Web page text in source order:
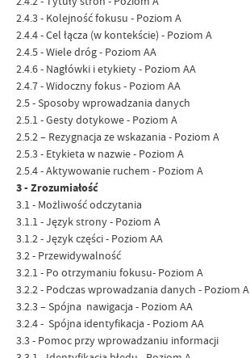
2.4.3 - Kolejność fokusu - Poziom A
2.4.4 - Cel łącza (w kontekście) - Poziom A
2.4.5 - Wiele dróg - Poziom AA
2.4.6 - Nagłówki i etykiety - Poziom AA
2.4.7 - Widoczny fokus - Poziom AA
2.5 - Sposoby wprowadzania danych
2.5.1 - Gesty dotykowe - Poziom A
2.5.2 – Rezygnacja ze wskazania - Poziom A
2.5.3 - Etykieta w nazwie - Poziom A
2.5.4 - Aktywowanie ruchem - Poziom A
3 - Zrozumiałość
3.1 - Możliwość odczytania
3.1.1 - Język strony - Poziom A
3.1.2 - Język części - Poziom AA
3.2 - Przewidywalność
3.2.1 - Po otrzymaniu fokusu- Poziom A
3.2.2 - Podczas wprowadzania danych - Poziom A
3.2.3 – Spójna nawigacja - Poziom AA
3.2.4 - Spójna identyfikacja - Poziom AA
3.3 - Pomoc przy wprowadzaniu informacji